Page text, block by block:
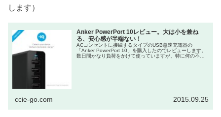
します）
Anker PowerPort 10レビュー。大は小を兼ね
る、安心感が半端ない！
ACコンセントに接続するタイプのUSB急速充電器の
「Anker PowerPort 10」を購入したのでレビューします。
数日間かなり負荷をかけて使っていますが、特に何の不具
ccie-go.com 2015.09.25